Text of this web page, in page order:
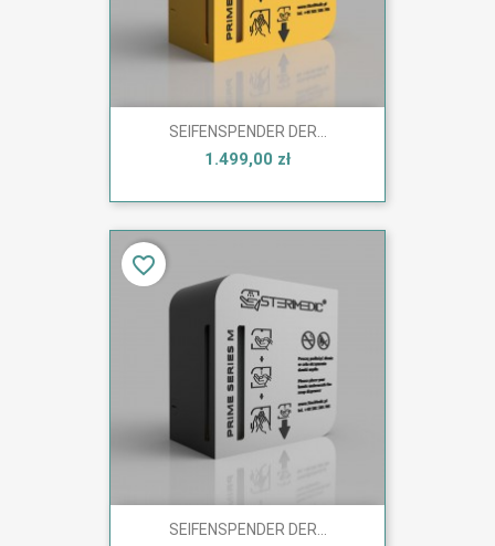
SEIFENSPENDER DER...
1.499,00 zł
SEIFENSPENDER DER...
favorite_border